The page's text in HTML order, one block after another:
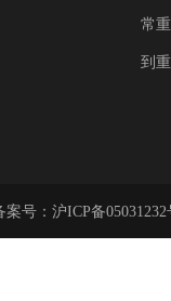
常
到
号： 沪ICP备05031232